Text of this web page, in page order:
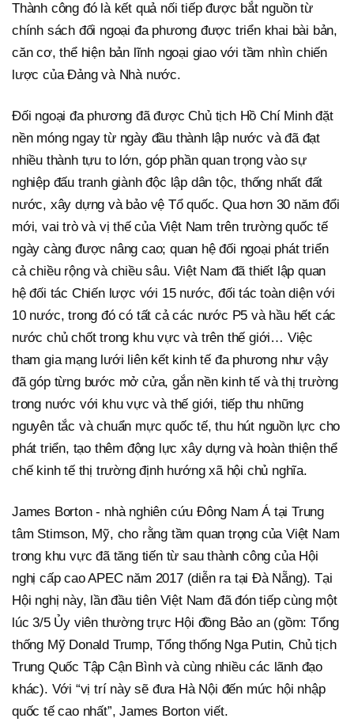
Thành công đó là kết quả nối tiếp được bắt nguồn từ
chính sách đối ngoại đa phương được triển khai bài bản,
căn cơ, thể hiện bản lĩnh ngoại giao với tầm nhìn chiến
lược của Đảng và Nhà nước.
Đối ngoại đa phương đã được Chủ tịch Hồ Chí Minh đặt
nền móng ngay từ ngày đầu thành lập nước và đã đạt
nhiều thành tựu to lớn, góp phần quan trọng vào sự
nghiệp đấu tranh giành độc lập dân tộc, thống nhất đất
nước, xây dựng và bảo vệ Tổ quốc. Qua hơn 30 năm đổi
mới, vai trò và vị thế của Việt Nam trên trường quốc tế
ngày càng được nâng cao; quan hệ đối ngoại phát triển
cả chiều rộng và chiều sâu. Việt Nam đã thiết lập quan
hệ đối tác Chiến lược với 15 nước, đối tác toàn diện với
10 nước, trong đó có tất cả các nước P5 và hầu hết các
nước chủ chốt trong khu vực và trên thế giới… Việc
tham gia mạng lưới liên kết kinh tế đa phương như vậy
đã góp từng bước mở cửa, gắn nền kinh tế và thị trường
trong nước với khu vực và thế giới, tiếp thu những
nguyên tắc và chuẩn mực quốc tế, thu hút nguồn lực cho
phát triển, tạo thêm động lực xây dựng và hoàn thiện thể
chế kinh tế thị trường định hướng xã hội chủ nghĩa.
James Borton - nhà nghiên cứu Đông Nam Á tại Trung
tâm Stimson, Mỹ, cho rằng tầm quan trọng của Việt Nam
trong khu vực đã tăng tiến từ sau thành công của Hội
nghị cấp cao APEC năm 2017 (diễn ra tại Đà Nẵng). Tại
Hội nghị này, lần đầu tiên Việt Nam đã đón tiếp cùng một
lúc 3/5 Ủy viên thường trực Hội đồng Bảo an (gồm: Tổng
thống Mỹ Donald Trump, Tổng thống Nga Putin, Chủ tịch
Trung Quốc Tập Cận Bình và cùng nhiều các lãnh đạo
khác). Với “vị trí này sẽ đưa Hà Nội đến mức hội nhập
quốc tế cao nhất”, James Borton viết.